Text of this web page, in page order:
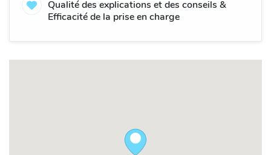
Qualité des explications et des conseils &
Efficacité de la prise en charge